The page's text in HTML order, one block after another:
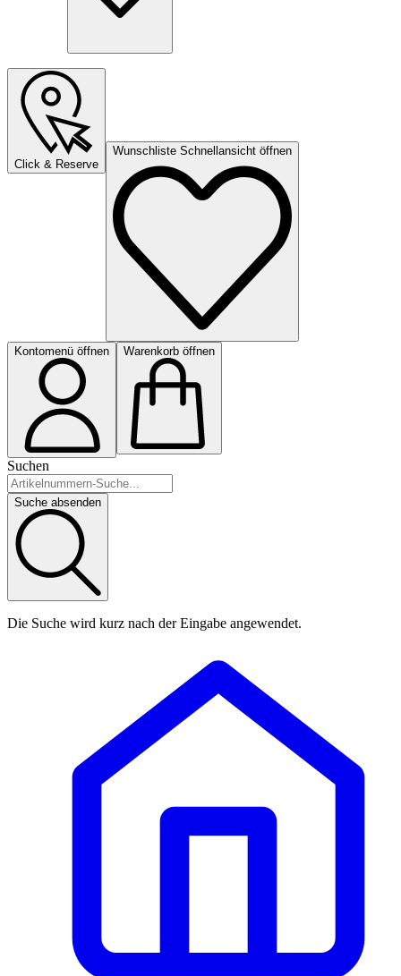
Click & Reserve
Wunschliste Schnellansicht öffnen
Kontomenü öffnen Warenkorb öffnen
Suchen
Suche absenden
Die Suche wird kurz nach der Eingabe angewendet.